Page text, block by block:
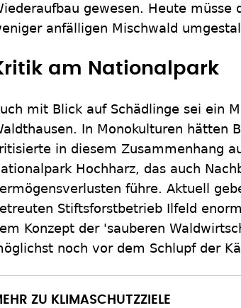
gewesen. Heute müsse
anfälligen Mischwald
am Nationalpark
mit Blick auf Schädlinge sei ein
In Monokulturen hätten
in diesem Zusammenhang
Hochharz, das auch
führe. Aktuell
Stiftsforstbetrieb Ilfeld
Konzept der 'sauberen
noch vor dem Schlupf der
ZU KLIMASCHUTZZIELE